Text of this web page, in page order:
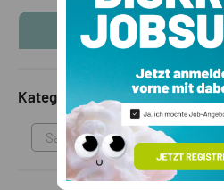
KONTAKTINFOS
Kategorie
Sammlungen & Antikes